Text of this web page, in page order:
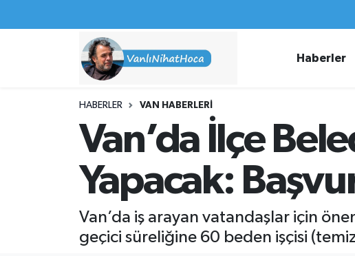
Haberler
HABERLER VAN HABERLERI
Van’da İlçe
Yapacak:
Van’da iş arayan vatandaşlar için
geçici süreliğine 60 beden işçisi
Haberler
İş İlanları
Etkinlikler
İpekyolu Nöbetçi Eczaneler
İpekyolu Trafik Yoğunluk Haritası
Tüm Manşetler
Son Dakika Haberleri